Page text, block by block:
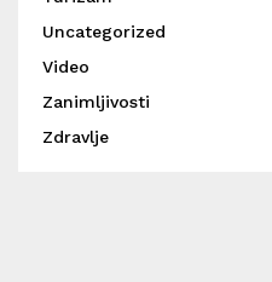
Uncategorized
Video
Zanimljivosti
Zdravlje